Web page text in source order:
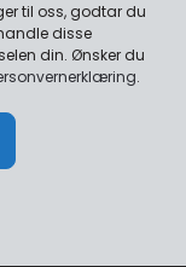
til oss, godtar du
disse
din. Ønsker du
.